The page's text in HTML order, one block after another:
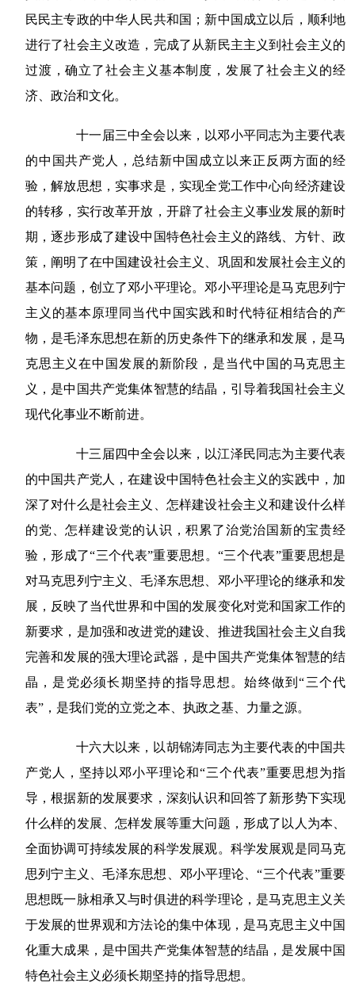
民民主专政的中华人民共和国；新中国成立以后，顺利地
进行了社会主义改造，完成了从新民主主义到社会主义的
过渡，确立了社会主义基本制度，发展了社会主义的经
济、政治和文化。
十一届三中全会以来，以邓小平同志为主要代表
的中国共产党人，总结新中国成立以来正反两方面的经
验，解放思想，实事求是，实现全党工作中心向经济建设
的转移，实行改革开放，开辟了社会主义事业发展的新时
期，逐步形成了建设中国特色社会主义的路线、方针、政
策，阐明了在中国建设社会主义、巩固和发展社会主义的
基本问题，创立了邓小平理论。邓小平理论是马克思列宁
主义的基本原理同当代中国实践和时代特征相结合的产
物，是毛泽东思想在新的历史条件下的继承和发展，是马
克思主义在中国发展的新阶段，是当代中国的马克思主
义，是中国共产党集体智慧的结晶，引导着我国社会主义
现代化事业不断前进。
十三届四中全会以来，以江泽民同志为主要代表
的中国共产党人，在建设中国特色社会主义的实践中，加
深了对什么是社会主义、怎样建设社会主义和建设什么样
的党、怎样建设党的认识，积累了治党治国新的宝贵经
验，形成了“三个代表”重要思想。“三个代表”重要思想是
对马克思列宁主义、毛泽东思想、邓小平理论的继承和发
展，反映了当代世界和中国的发展变化对党和国家工作的
新要求，是加强和改进党的建设、推进我国社会主义自我
完善和发展的强大理论武器，是中国共产党集体智慧的结
晶，是党必须长期坚持的指导思想。始终做到“三个代
表”，是我们党的立党之本、执政之基、力量之源。
十六大以来，以胡锦涛同志为主要代表的中国共
产党人，坚持以邓小平理论和“三个代表”重要思想为指
导，根据新的发展要求，深刻认识和回答了新形势下实现
什么样的发展、怎样发展等重大问题，形成了以人为本、
全面协调可持续发展的科学发展观。科学发展观是同马克
思列宁主义、毛泽东思想、邓小平理论、“三个代表”重要
思想既一脉相承又与时俱进的科学理论，是马克思主义关
于发展的世界观和方法论的集中体现，是马克思主义中国
化重大成果，是中国共产党集体智慧的结晶，是发展中国
特色社会主义必须长期坚持的指导思想。